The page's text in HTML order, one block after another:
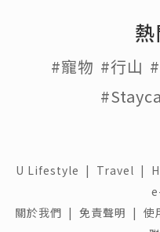
#寵物 #行山
U Lifestyle | Travel |
關於我們 | 免責聲明 | 使